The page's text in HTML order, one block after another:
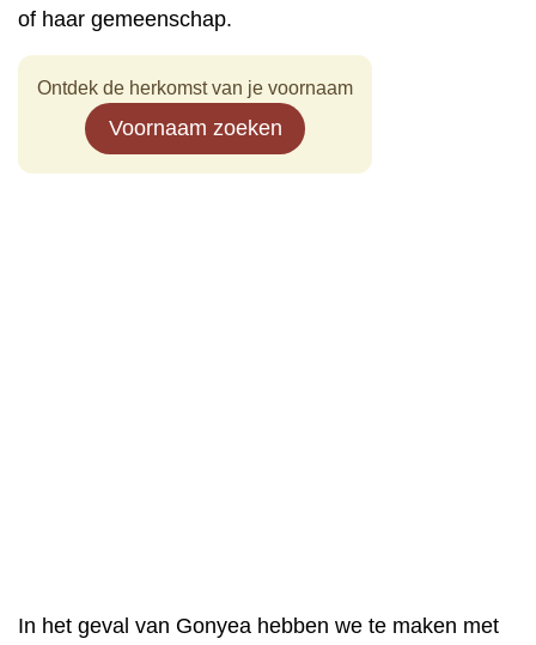
of haar gemeenschap.
Ontdek de herkomst van je voornaam
Voornaam zoeken
In het geval van Gonyea hebben we te maken met